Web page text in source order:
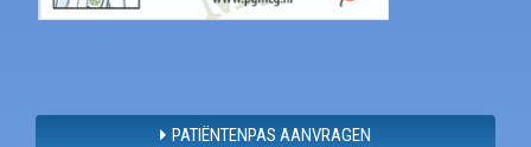
PATIËNTENPAS AANVRAGEN